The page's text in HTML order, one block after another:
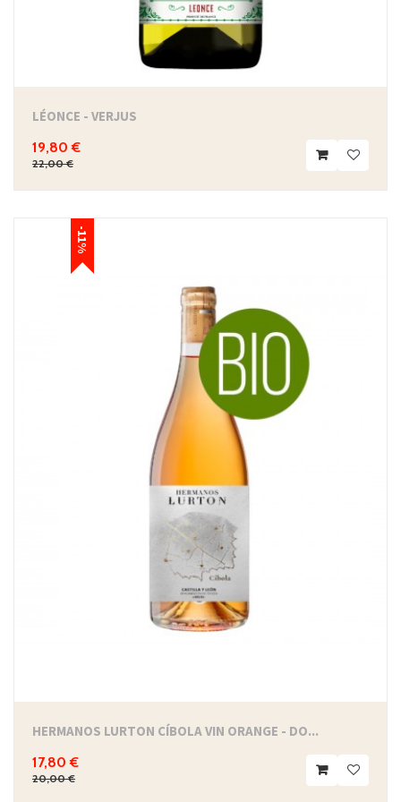
LÉONCE - VERJUS
19,80 €
22,00 €
-11%
HERMANOS LURTON CÍBOLA VIN ORANGE - DO...
17,80 €
20,00 €